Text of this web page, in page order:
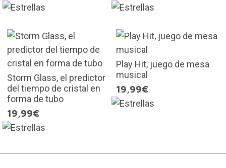
Storm Glass, el predictor
del tiempo de cristal en
forma de tubo
19,99€
Play Hit, juego de mesa
musical
19,99€